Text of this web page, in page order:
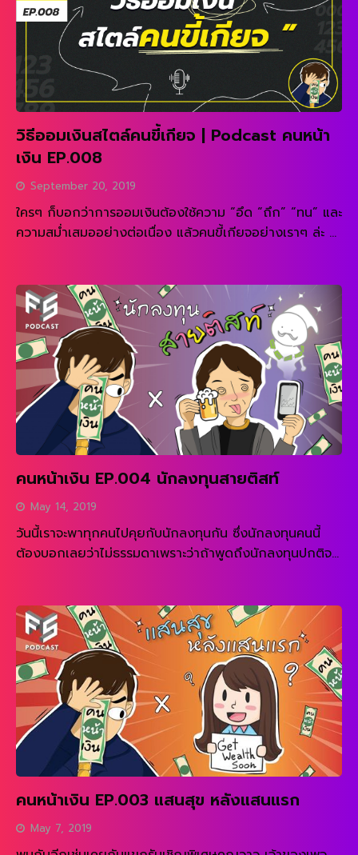
วิธีออมเงินสไตล์คนขี้เกียจ | Podcast คนหน้า
เงิน EP.008
September 20, 2019
ใครๆ ก็บอกว่าการออมเงินต้องใช้ความ “อึด “ถึก” “ทน” และ
ความสม่ำเสมออย่างต่อเนื่อง แล้วคนขี้เกียจอย่างเราๆ ล่ะ จะ
ฝาก หรือใครอยากอ่านบทความมาให้อ่านกันด้วยนะ
https://www.finspace.co/5-step-to-easy-saving-
money/ ฟังผ่านช่องทางอื่น ๆ ติดตาม Podcast คนหน้า
เงิน […]
คนหน้าเงิน EP.004 นักลงทุนสายติสท์
May 14, 2019
วันนี้เราจะพาทุกคนไปคุยกับนักลงทุนกัน ซึ่งนักลงทุนคนนี้
ต้องบอกเลยว่าไม่ธรรมดาเพราะว่าถ้าพูดถึงนักลงทุนปกติจะ
คนหน้าเงิน EP.003 แสนสุข หลังแสนแรก
May 7, 2019